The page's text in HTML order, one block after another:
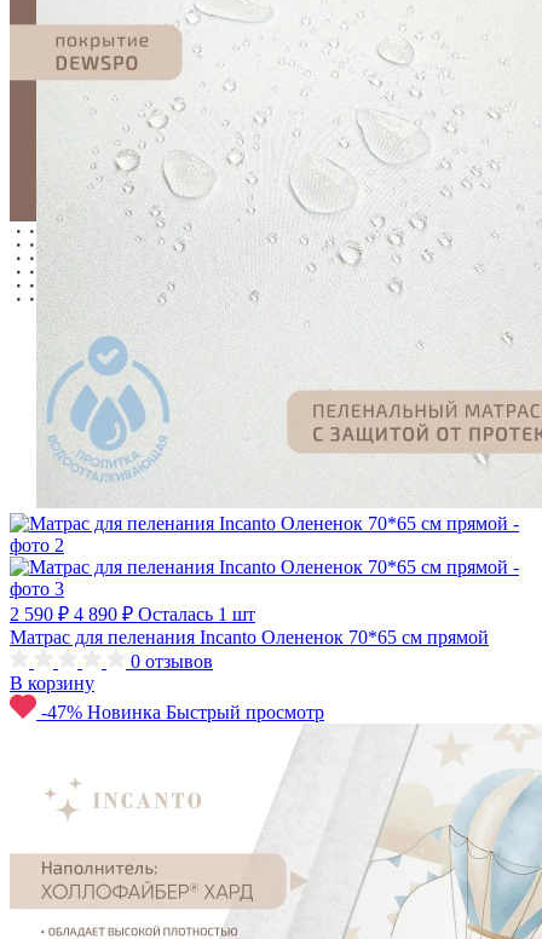
2 590 ₽ 4 890 ₽ Осталась 1 шт
Матрас для пеленания Incanto Олененок 70*65 см прямой
0 отзывов
В корзину
-47% Новинка Быстрый просмотр